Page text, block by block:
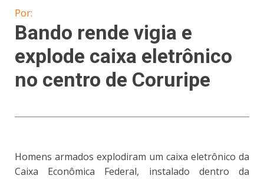
Por:
Bando rende vigia e
explode caixa eletrônico
no centro de Coruripe
Homens armados explodiram um caixa eletrônico da
Caixa Econômica Federal, instalado dentro da